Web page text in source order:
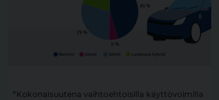
"Kokonaisuutena vaihtoehtoisilla käyttövoimilla